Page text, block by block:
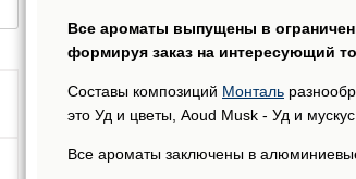
Все ароматы выпущены в
формируя заказ на интересующий
Составы композиций Монталь
это Уд и цветы, Aoud Musk - Уд и
Все ароматы заключены в